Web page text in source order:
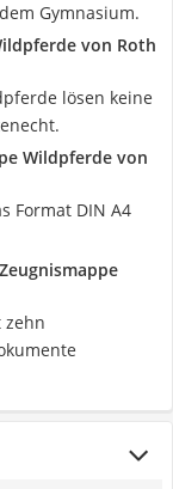
Gymnasium.
von Roth
lösen keine
Wildpferde von
Format DIN A4
zehn